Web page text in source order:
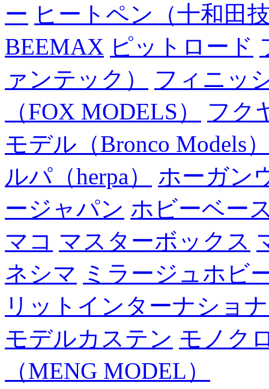
ー ヒートペン（十和田
BEEMAX ピットロード
ァンテック）
フィニッ
（FOX MODELS）
フク
モデル（Bronco Models
ルパ（herpa）
ホーガン
ージャパン ホビーベー
マコ マスターボックス
ネシマ ミラージュホビ
リットインターナショ
モデルカステン モノク
（MENG MODEL）